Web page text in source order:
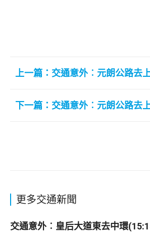
上一篇：交通意外︰元朗公路去
下一篇：交通意外︰元朗公路去
更多交通新聞
交通意外︰皇后大道東去中環